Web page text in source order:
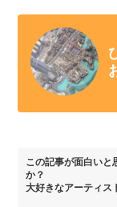
この記事が面白いと
か？
大好きなアーティス